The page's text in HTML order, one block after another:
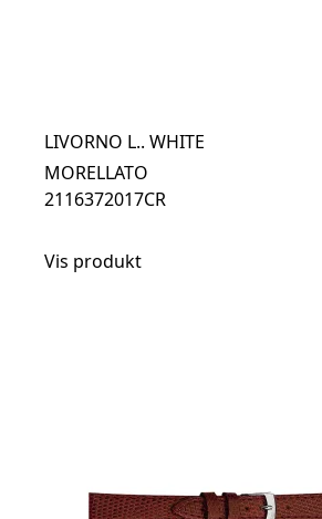
LIVORNO L.. WHITE
MORELLATO
2116372017CR
Vis produkt